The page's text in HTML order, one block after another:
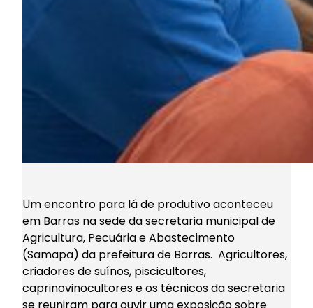
Um encontro para lá de produtivo aconteceu
em Barras na sede da secretaria municipal de
Agricultura, Pecuária e Abastecimento
(Samapa) da prefeitura de Barras. Agricultores,
criadores de suínos, piscicultores,
caprinovinocultores e os técnicos da secretaria
se reuniram para ouvir uma exposição sobre